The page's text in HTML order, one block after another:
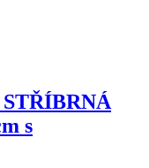
STŘÍBRNÁ
s